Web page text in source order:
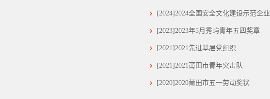
[2024]2024全国安全文化建设示范企业
[2023]2023年5月秀屿青年五四奖章
[2021]2021先进基层党组织
[2021]2021莆田市青年突击队
[2020]2020莆田市五一劳动奖状